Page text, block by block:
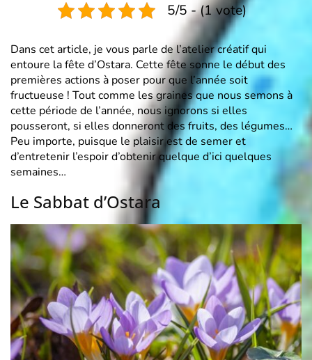
5/5 - (1 vote)
Dans cet article, je vous parle de l’atelier créatif qui
entoure la fête d’Ostara. Cette fête sonne le début des
premières actions à poser pour que l’année soit
fructueuse ! Tout comme les graines que nous semons à
cette période de l’année, nous ignorons si elles
pousseront, si elles donneront des fruits, des légumes…
Peu importe, puisque le plaisir est de semer et
d’entretenir l’espoir d’obtenir quelque d’ici quelques
semaines…
Le Sabbat d’Ostara